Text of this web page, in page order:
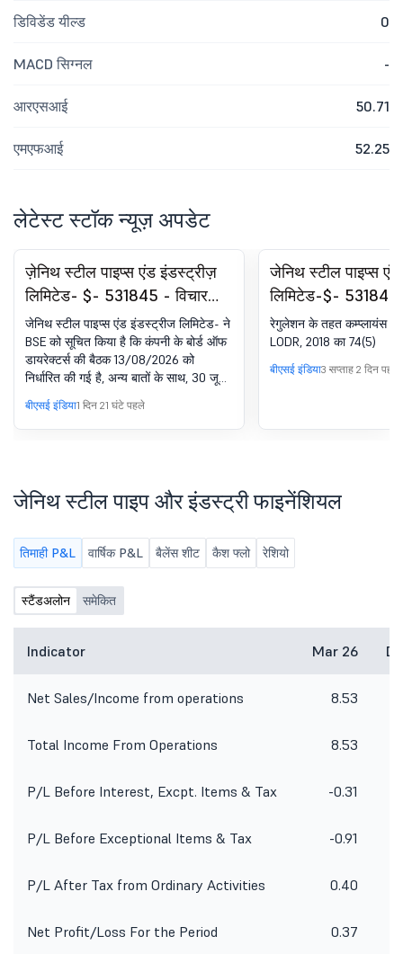
डिविडेंड यील्ड 0
MACD सिग्नल -
आरएसआई 50.71
एमएफआई 52.25
लेटेस्ट स्टॉक न्यूज़ अपडेट
ज़ेनिथ स्टील पाइप्स एंड इंडस्ट्रीज़
लिमिटेड- $- 531845 - विचार
करने और अप्रूव करने के लिए बोर्ड
मीटिंग की सूचना: 30 जून, 2026 को
समाप्त तिमाही के लिए कंपनी के
अनऑडिटेड स्टैंडअलोन और
कंसोलिडेटेड फाइनेंशियल परिणाम
जेनिथ स्टील पाइप्स एंड इंडस्ट्रीज लिमिटेड- ने
BSE को सूचित किया है कि कंपनी के बोर्ड ऑफ
डायरेक्टर्स की बैठक 13/08/2026 को
निर्धारित की गई है, अन्य बातों के साथ, 30 जून,
2026 को समाप्त तिमाही के लिए कंपनी के
अनऑडिटेड स्टैंडअलोन और कंसोलिडेटेड
फाइनेंशियल परिणामों पर विचार करने और मंजूरी
बीएसई इंडिया1 दिन 21 घंटे पहले
जेनिथ स्टील पाइप्स
लिमिटेड-$-
रजिस्ट्रेशन के तहत
सर्टिफिकेट. SEBI
2018 का 74(5)
रेगुलेशन के तहत कम्प्लायंस
LODR, 2018 का 74(5)
बीएसई इंडिया3 सप्ताह 2 दिन पहले
जेनिथ स्टील पाइप और इंडस्ट्री फाइनेंशियल
तिमाही P&L वार्षिक P&L बैलेंस शीट कैश फ्लो रेशियो
स्टैंडअलोन समेकित
Indicator Mar 26
Net Sales/Income from operations 8.53
Total Income From Operations 8.53
P/L Before Interest, Excpt. Items & Tax -0.31
P/L Before Exceptional Items & Tax -0.91
P/L After Tax from Ordinary Activities 0.40
Net Profit/Loss For the Period 0.37